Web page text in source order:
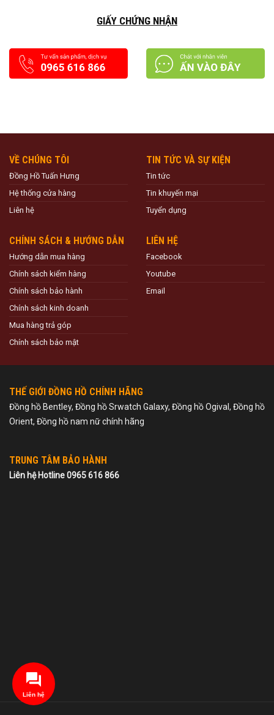
GIẤY CHỨNG NHẬN
VỀ CHÚNG TÔI
Đồng Hồ Tuấn Hưng
Hệ thống cửa hàng
Liên hệ
TIN TỨC VÀ SỰ KIỆN
Tin tức
Tin khuyến mại
Tuyển dụng
CHÍNH SÁCH & HƯỚNG DẪN
Hướng dẫn mua hàng
Chính sách kiểm hàng
Chính sách bảo hành
Chính sách kinh doanh
Mua hàng trả góp
Chính sách bảo mật
LIÊN HỆ
Facebook
Youtube
Email
THẾ GIỚI ĐỒNG HỒ CHÍNH HÃNG
Đồng hồ Bentley, Đồng hồ Srwatch Galaxy, Đồng hồ Ogival, Đồng hồ
Orient, Đồng hồ nam nữ chính hãng
TRUNG TÂM BẢO HÀNH
Liên hệ Hotline 0965 616 866
Liên hệ